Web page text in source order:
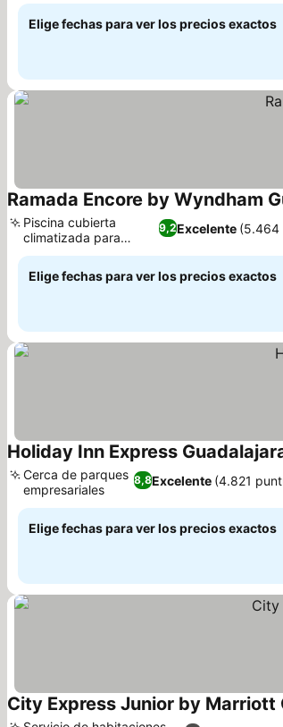
Elige fechas para ver los precios exactos
Ramada Encore by Wyndham
9,2Excelente (5.464
Piscina cubierta
climatizada para
relajarte
Elige fechas para ver los precios exactos
Holiday Inn Express
8,8Excelente (4.821
Cerca de parques
empresariales
Elige fechas para ver los precios exactos
City Express Junior by Marriott